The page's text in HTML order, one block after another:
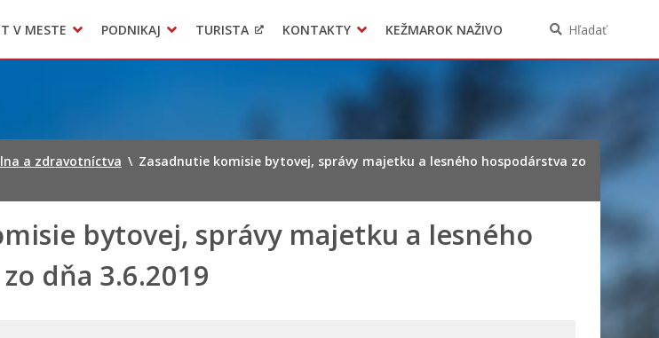
Geo informačný systém – Kežmarok
Oznamovanie podozrení z podvodov
V MESTE
Triedený zber – NATUR – PACK
PODNIKAJ TURISTA KONTAKTY KEŽMAROK NAŽIVO Hľadať
a zdravotníctva \ Zasadnutie komisie bytovej, správy majetku a lesného hospodárstva zo
bytovej, správy majetku a lesného
dňa 3.6.2019